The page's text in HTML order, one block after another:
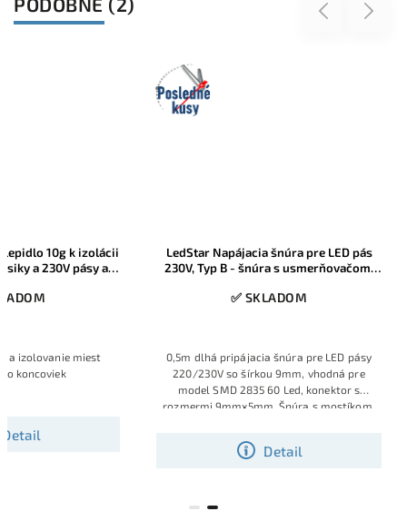
systémom pripojenia - nová technológia,
ktorá odstraňuje viaceré slabiny bežných
minimalizuje riziko náhodného skratu.
Previous
lepidlo 10g k izolácii
a 230V pásy a
Detail
a izolovanie miest
koncoviek
Posledné
kusy
LedStar Napájacia šnúra pre LED pás
230V, Typ B - šnúra s usmerňovačom,
50cm
✅ SKLADOM
Detail
0,5m dlhá pripájacia šnúra pre LED pásy
220/230V so šírkou 9mm, vhodná pre
model SMD 2835 60 Led, konektor s
rozmermi 9mmx5mm. Šnúra s mostíkom,
integrovaný usmerňovací mostík.
Next